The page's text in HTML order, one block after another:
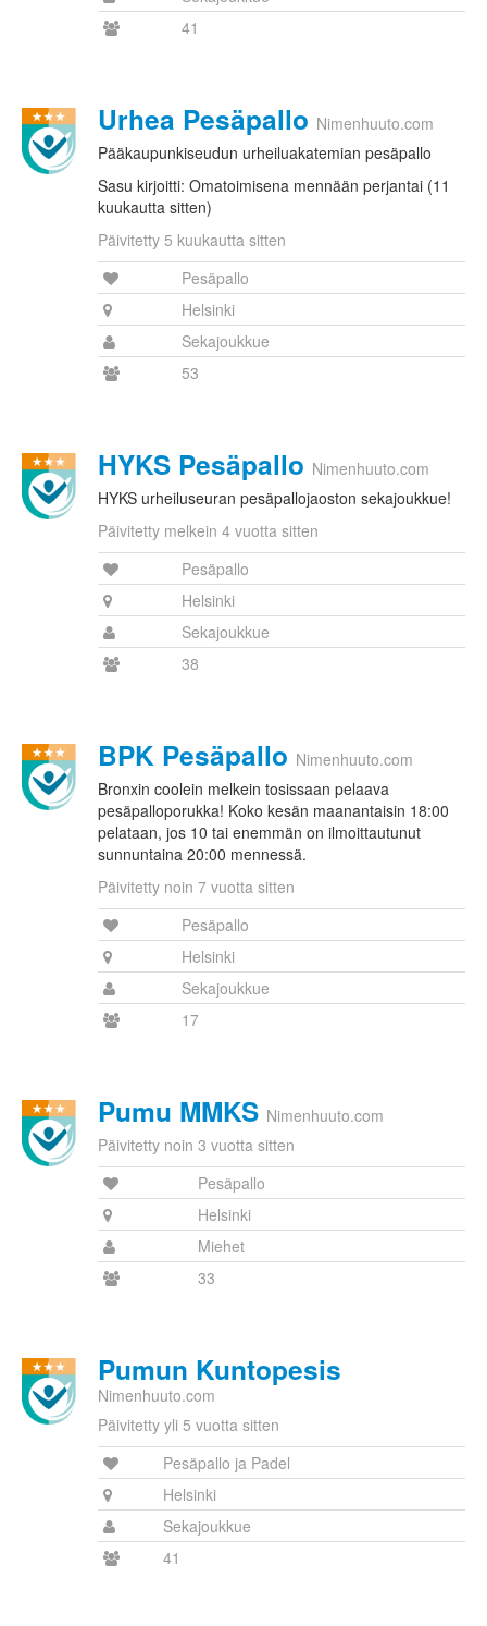
41
Urhea Pesäpallo Nimenhuuto.com
Pääkaupunkiseudun urheiluakatemian pesäpallo
Sasu kirjoitti: Omatoimisena mennään perjantai (11
kuukautta sitten)
Päivitetty 5 kuukautta sitten
Pesäpallo
Helsinki
Sekajoukkue
53
HYKS Pesäpallo Nimenhuuto.com
HYKS urheiluseuran pesäpallojaoston sekajoukkue!
Päivitetty melkein 4 vuotta sitten
Pesäpallo
Helsinki
Sekajoukkue
38
BPK Pesäpallo Nimenhuuto.com
Bronxin coolein melkein tosissaan pelaava
pesäpalloporukka! Koko kesän maanantaisin 18:00
pelataan, jos 10 tai enemmän on ilmoittautunut
sunnuntaina 20:00 mennessä.
Päivitetty noin 7 vuotta sitten
Pesäpallo
Helsinki
Sekajoukkue
17
Pumu MMKS Nimenhuuto.com
Päivitetty noin 3 vuotta sitten
Pesäpallo
Helsinki
Miehet
33
Pumun Kuntopesis
Nimenhuuto.com
Päivitetty yli 5 vuotta sitten
Pesäpallo ja Padel
Helsinki
Sekajoukkue
41